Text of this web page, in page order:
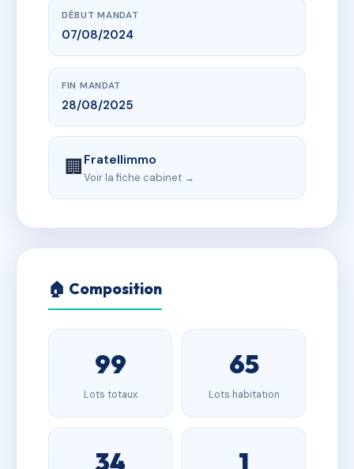
DÉBUT MANDAT
07/08/2024
FIN MANDAT
28/08/2025
🏢Fratellimmo
Voir la fiche cabinet →
🏠 Composition
99
Lots totaux
65
Lots habitation
34 1